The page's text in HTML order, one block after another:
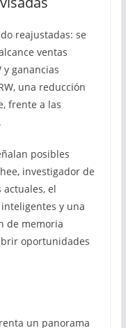
reajustadas: se
ventas
y ganancias
una reducción
frente a las
posibles
investigador de
actuales, el
y una
de memoria
oportunidades
un panorama